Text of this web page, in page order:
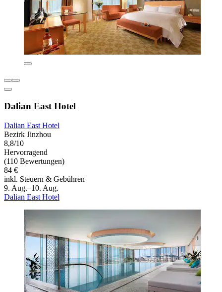
Dalian East Hotel
Dalian East Hotel
Bezirk Jinzhou
8,8/10
Hervorragend
(110 Bewertungen)
84 €
inkl. Steuern & Gebühren
9. Aug.–10. Aug.
Dalian East Hotel